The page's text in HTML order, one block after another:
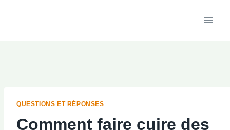
QUESTIONS ET RÉPONSES
Comment faire cuire des